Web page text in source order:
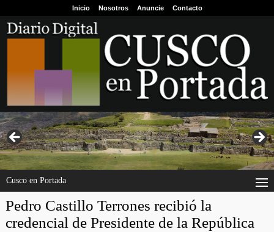
Inicio Nosotros Anuncie Contacto
Cusco en Portada
Pedro Castillo Terrones recibió la
credencial de Presidente de la República